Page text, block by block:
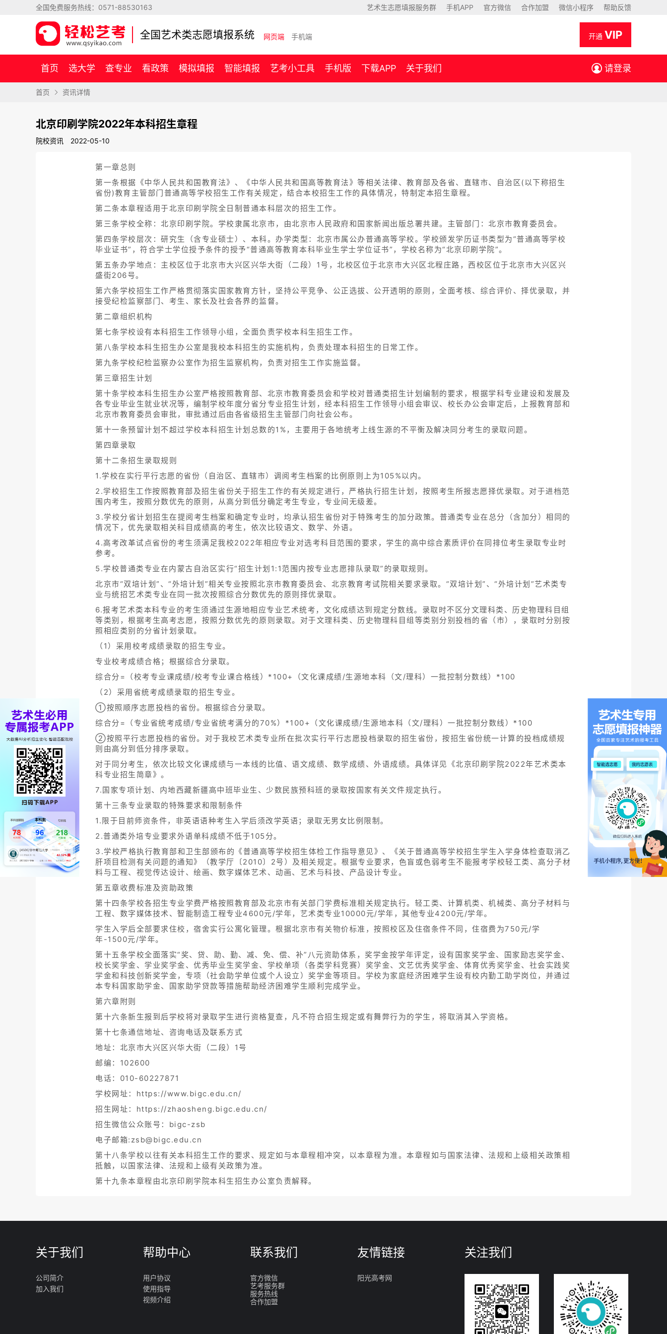
全国免费服务热线： 0571-88530163 艺术生志愿填报服务群 手机APP 官方微信 合作加盟 微信小程序 帮助反馈
全国艺术类志愿填报系统 网页端 手机端 开通 VIP
首页 选大学 查专业 看政策 模拟填报 智能填报 艺考小工具 手机版 下载APP 关于我们 请登录
首页 资讯详情
北京印刷学院2022年本科招生章程
院校资讯 2022-05-10
第一章总则
第一条根据《中华人民共和国教育法》、《中华人民共和国高等教育法》等相关法律、教育部及各省、直辖市、自治区(以下称招生
省份)教育主管部门普通高等学校招生工作有关规定，结合本校招生工作的具体情况，特制定本招生章程。
第二条本章程适用于北京印刷学院全日制普通本科层次的招生工作。
第三条学校全称：北京印刷学院。学校隶属北京市，由北京市人民政府和国家新闻出版总署共建。主管部门：北京市教育委员会。
第四条学校层次：研究生（含专业硕士）、本科。办学类型：北京市属公办普通高等学校。学校颁发学历证书类型为“普通高等学校
毕业证书”，符合学士学位授予条件的授予“普通高等教育本科毕业生学士学位证书”，学校名称为“北京印刷学院”。
第五条办学地点：主校区位于北京市大兴区兴华大街（二段）1号，北校区位于北京市大兴区北程庄路，西校区位于北京市大兴区兴
盛街206号。
第六条学校招生工作严格贯彻落实国家教育方针，坚持公平竞争、公正选拔、公开透明的原则，全面考核、综合评价、择优录取，并
接受纪检监察部门、考生、家长及社会各界的监督。
第二章组织机构
第七条学校设有本科招生工作领导小组，全面负责学校本科生招生工作。
第八条学校本科生招生办公室是我校本科招生的实施机构，负责处理本科招生的日常工作。
第九条学校纪检监察办公室作为招生监察机构，负责对招生工作实施监督。
第三章招生计划
第十条学校本科生招生办公室严格按照教育部、北京市教育委员会和学校对普通类招生计划编制的要求，根据学科专业建设和发展及
各专业毕业生就业状况等，编制学校年度分省分专业招生计划，经本科招生工作领导小组会审议、校长办公会审定后，上报教育部和
北京市教育委员会审批，审批通过后由各省级招生主管部门向社会公布。
第十一条预留计划不超过学校本科招生计划总数的1%，主要用于各地统考上线生源的不平衡及解决同分考生的录取问题。
第四章录取
第十二条招生录取规则
1.学校在实行平行志愿的省份（自治区、直辖市）调阅考生档案的比例原则上为105%以内。
2.学校招生工作按照教育部及招生省份关于招生工作的有关规定进行，严格执行招生计划，按照考生所报志愿择优录取。对于进档范
围内考生，按照分数优先的原则，从高分到低分确定考生专业，专业间无级差。
3.学校分省计划招生在提阅考生档案和确定专业时，均承认招生省份对于特殊考生的加分政策。普通类专业在总分（含加分）相同的
情况下，优先录取相关科目成绩高的考生，依次比较语文、数学、外语。
4.高考改革试点省份的考生须满足我校2022年相应专业对选考科目范围的要求，学生的高中综合素质评价在同排位考生录取专业时
参考。
5.学校普通类专业在内蒙古自治区实行“招生计划1:1范围内按专业志愿排队录取”的录取规则。
北京市“双培计划”、“外培计划”相关专业按照北京市教育委员会、北京教育考试院相关要求录取。“双培计划”、“外培计划”艺术类专
业与统招艺术类专业在同一批次按照综合分数优先的原则择优录取。
6.报考艺术类本科专业的考生须通过生源地相应专业艺术统考，文化成绩达到规定分数线。录取时不区分文理科类、历史物理科目组
等类别，根据考生高考志愿，按照分数优先的原则录取。对于文理科类、历史物理科目组等类别分别投档的省（市），录取时分别按
照相应类别的分省计划录取。
（1）采用校考成绩录取的招生专业。
专业校考成绩合格；根据综合分录取。
综合分=（校考专业课成绩/校考专业课合格线）*100+（文化课成绩/生源地本科（文/理科）一批控制分数线）*100
（2）采用省统考成绩录取的招生专业。
①按照顺序志愿投档的省份。根据综合分录取。
综合分=（专业省统考成绩/专业省统考满分的70%）*100+（文化课成绩/生源地本科（文/理科）一批控制分数线）*100
②按照平行志愿投档的省份。对于我校艺术类专业所在批次实行平行志愿投档录取的招生省份，按招生省份统一计算的投档成绩规
则由高分到低分排序录取。
对于同分考生，依次比较文化课成绩与一本线的比值、语文成绩、数学成绩、外语成绩。具体详见《北京印刷学院2022年艺术类本
科专业招生简章》。
7.国家专项计划、内地西藏新疆高中班毕业生、少数民族预科班的录取按国家有关文件规定执行。
第十三条专业录取的特殊要求和限制条件
1.限于目前师资条件，非英语语种考生入学后须改学英语；录取无男女比例限制。
2.普通类外培专业要求外语单科成绩不低于105分。
3.学校严格执行教育部和卫生部颁布的《普通高等学校招生体检工作指导意见》、《关于普通高等学校招生学生入学身体检查取消乙
肝项目检测有关问题的通知》（教学厅〔2010〕2号）及相关规定。根据专业要求，色盲或色弱考生不能报考学校轻工类、高分子材
料与工程、视觉传达设计、绘画、数字媒体艺术、动画、艺术与科技、产品设计专业。
第五章收费标准及资助政策
第十四条学校各招生专业学费严格按照教育部及北京市有关部门学费标准相关规定执行。轻工类、计算机类、机械类、高分子材料与
工程、数字媒体技术、智能制造工程专业4600元/学年，艺术类专业10000元/学年，其他专业4200元/学年。
学生入学后全部要求住校，宿舍实行公寓化管理。根据北京市有关物价标准，按照校区及住宿条件不同，住宿费为750元/学
年-1500元/学年。
第十五条学校全面落实“奖、贷、助、勤、减、免、偿、补”八元资助体系，奖学金按学年评定，设有国家奖学金、国家励志奖学金、
校长奖学金、学业奖学金、优秀毕业生奖学金、学校单项（各类学科竞赛）奖学金、文艺优秀奖学金、体育优秀奖学金、社会实践奖
学金和科技创新奖学金，专项（社会助学单位或个人设立）奖学金等项目。学校为家庭经济困难学生设有校内勤工助学岗位，并通过
本专科国家助学金、国家助学贷款等措施帮助经济困难学生顺利完成学业。
第六章附则
第十六条新生报到后学校将对录取学生进行资格复查，凡不符合招生规定或有舞弊行为的学生，将取消其入学资格。
第十七条通信地址、咨询电话及联系方式
地址：北京市大兴区兴华大街（二段）1号
邮编：102600
电话：010-60227871
学校网址：https://www.bigc.edu.cn/
招生网址：https://zhaosheng.bigc.edu.cn/
招生微信公众账号：bigc-zsb
电子邮箱:zsb@bigc.edu.cn
第十八条学校以往有关本科招生工作的要求、规定如与本章程相冲突，以本章程为准。本章程如与国家法律、法规和上级相关政策相
抵触，以国家法律、法规和上级有关政策为准。
第十九条本章程由北京印刷学院本科生招生办公室负责解释。
关于我们
公司简介
加入我们
帮助中心
用户协议
使用指导
视频介绍
联系我们
官方微信
艺考服务群
服务热线
合作加盟
友情链接
阳光高考网
关注我们